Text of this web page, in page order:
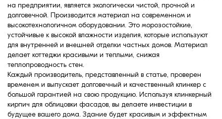
на предприятии, является экологически чистой, прочной и
долговечной. Производится материал на современном и
высокотехнологичном оборудовании. Это морозостойкие,
устойчивые к высокой влажности изделия, которые используют
для внутренней и внешней отделки частных домов. Материал
делает коттеджи красивыми и теплыми, снижая
теплопроводность стен.
Каждый производитель, представленный в статье, проверен
временем и выпускает долговечный и качественный клинкер с
большой гарантией на свою продукцию. Используя клинкерный
кирпич для облицовки фасадов, вы делаете инвестиции в
будущее вашего дома. Здание будет красивым и эффектным